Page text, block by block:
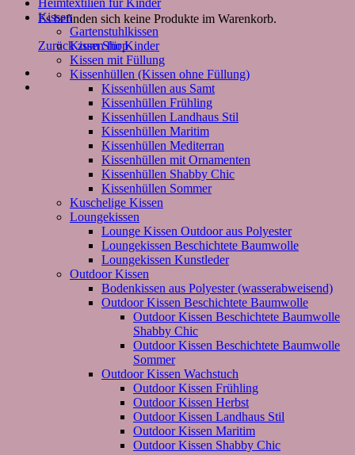
Es befinden sich keine Produkte im Warenkorb.
Zurück zum Shop
Kissen
Gartenstuhlkissen
Kissen für Kinder
Kissen mit Füllung
Kissenhüllen (Kissen ohne Füllung)
Kissenhüllen aus Samt
Kissenhüllen Frühling
Kissenhüllen Landhaus Stil
Kissenhüllen Maritim
Kissenhüllen Mediterran
Kissenhüllen mit Ornamenten
Kissenhüllen Shabby Chic
Kissenhüllen Sommer
Kuschelige Kissen
Loungekissen
Lounge Kissen Outdoor aus Polyester
Loungekissen Beschichtete Baumwolle
Loungekissen Kunstleder
Outdoor Kissen
Bodenkissen aus Polyester (wasserabweisend)
Outdoor Kissen Beschichtete Baumwolle
Outdoor Kissen Beschichtete Baumwolle
Shabby Chic
Outdoor Kissen Beschichtete Baumwolle
Sommer
Outdoor Kissen Wachstuch
Outdoor Kissen Frühling
Outdoor Kissen Herbst
Outdoor Kissen Landhaus Stil
Outdoor Kissen Maritim
Outdoor Kissen Shabby Chic